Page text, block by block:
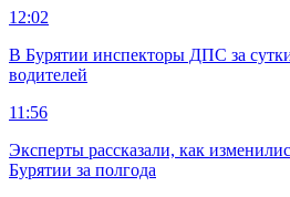
12:02
В Бурятии инспекторы ДПС за
водителей
11:56
Эксперты рассказали, как
Бурятии за полгода